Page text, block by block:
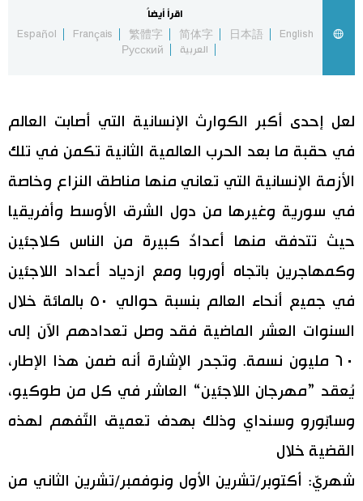
علوم وتكنولوجيا
الأقسام
صور
تجارب وآراء
اقتصاد
ثقافة
لايف ستايل
طوكيو
الأكثر تفاعلا
موسوعة اليابان
المطبخ الياباني
اقرأ أيضاً
English
日本語
简体字
繁體字
Français
Español
العربية
Русский
لعل إحدى أكبر الكوارث الإنسانية التي أصابت العالم
في حقبة ما بعد الحرب العالمية الثانية تكمن في تلك
الأزمة الإنسانية التي تعاني منها مناطق النزاع وخاصة
في سورية وغيرها من دول الشرق الأوسط وأفريقيا
حيث تتدفق منها أعدادٌ كبيرة من الناس كلاجئين
وكمهاجرين باتجاه أوروبا ومع ازدياد أعداد اللاجئين
في جميع أنحاء العالم بنسبة حوالي ٥٠ بالمائة خلال
السنوات العشر الماضية فقد وصل تعدادهم الآن إلى
٦٠ مليون نسمة. وتجدر الإشارة أنه ضمن هذا الإطار،
يُعقد ”مهرجان اللاجئين“ العاشر في كل من طوكيو،
وسابّورو وسنداي وذلك بهدف تعميق التّفهم لهذه
القضية خلال
شهريّ: أكتوبر/تشرين الأول ونوفمبر/تشرين الثاني من